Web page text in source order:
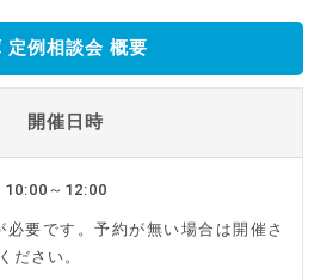
定例相談会 概要
開催日時
10:00～12:00
要です。予約が無い場合は開催さ
ださい。